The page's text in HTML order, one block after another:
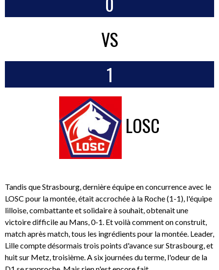
VS
1
LOSC
Tandis que Strasbourg, dernière équipe en concurrence avec le
LOSC pour la montée, était accrochée à la Roche (1-1), l'équipe
lilloise, combattante et solidaire à souhait, obtenait une
victoire difficile au Mans, 0-1. Et voilà comment on construit,
match après match, tous les ingrédients pour la montée. Leader,
Lille compte désormais trois points d'avance sur Strasbourg, et
huit sur Metz, troisième. A six journées du terme, l'odeur de la